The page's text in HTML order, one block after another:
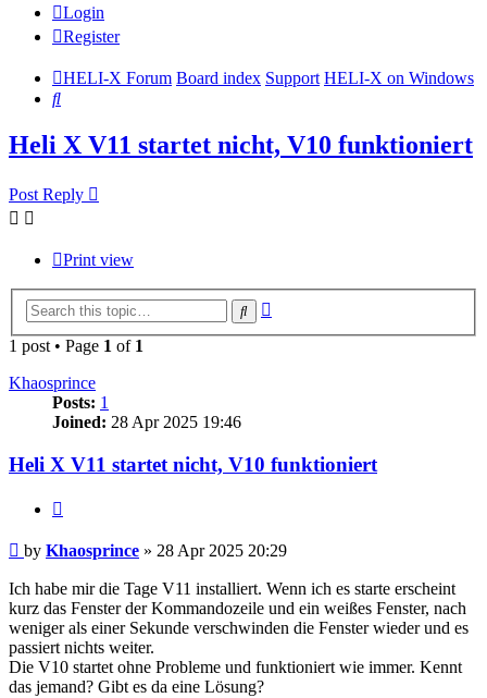
Login
Register
HELI-X Forum Board index Support HELI-X on Windows
Search
Heli X V11 startet nicht, V10 funktioniert
Post Reply
Print view
Search
1 post • Page 1 of 1
Khaosprince
Posts: 1
Joined: 28 Apr 2025 19:46
Heli X V11 startet nicht, V10 funktioniert
Post
by Khaosprince » 28 Apr 2025 20:29
Ich habe mir die Tage V11 installiert. Wenn ich es starte erscheint
kurz das Fenster der Kommandozeile und ein weißes Fenster, nach
weniger als einer Sekunde verschwinden die Fenster wieder und es
passiert nichts weiter.
Die V10 startet ohne Probleme und funktioniert wie immer. Kennt
das jemand? Gibt es da eine Lösung?